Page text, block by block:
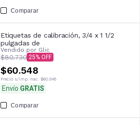
Comparar
Etiquetas de calibración, 3/4 x 1 1/2
pulgadas de
Vendido por Glic
$80.730 25
$60.548
Precio s/imp. nac. $60.548
Envío GRATIS
Comparar